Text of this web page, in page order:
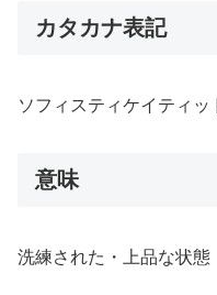
カタカナ表記
ソフィスティケイティッ
意味
洗練された・上品な状態